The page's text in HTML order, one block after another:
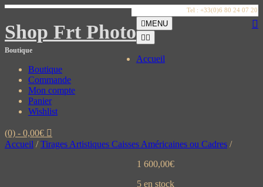
Skip
content
Tel : +33(0)6 80 24 07 20
Shop Frt Photo
Boutique
MENU
Accueil
Boutique
Commande
Mon compte
Panier
Wishlist
(0) - 0,00€
Accueil /Tirages Artistiques Caisses Américaines ou Cadres /
1 600,00€
5 en stock